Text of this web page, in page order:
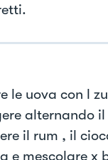
le uova con l
alternando
il rum , il
e mescolare x